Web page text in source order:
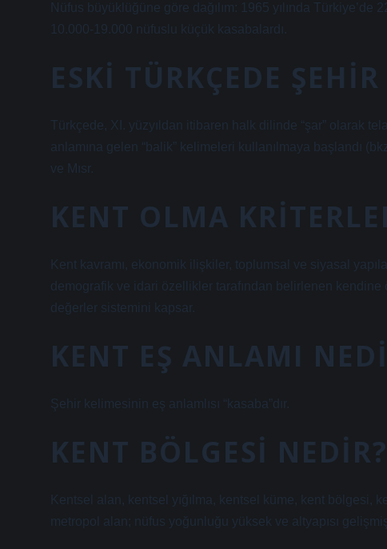
Nüfus büyüklüğüne göre dağılım: 1965 yılında Türkiye’de
10.000-19.000 nüfuslu küçük kasabalardı.
ESKI TÜRKÇEDE
Türkçede, XI. yüzyıldan itibaren halk dilinde “şar” olarak
anlamına gelen “balik” kelimeleri kullanılmaya başlandı
ve Mısr.
KENT OLMA
Kent kavramı, ekonomik ilişkiler, toplumsal ve siyasal
demografik ve idari özellikler tarafından belirlenen
değerler sistemini kapsar.
KENT EŞ ANLAMI
Şehir kelimesinin eş anlamlısı “kasaba”dır.
KENT BÖLGESI NEDIR?
Kentsel alan, kentsel yığılma, kentsel küme, kent bölgesi,
metropol alan; nüfus yoğunluğu yüksek ve altyapısı